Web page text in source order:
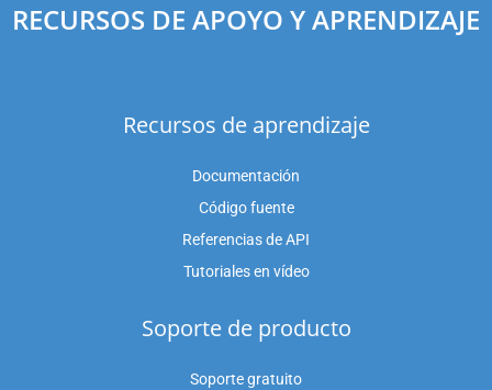
RECURSOS DE APOYO Y APRENDIZAJE
Recursos de aprendizaje
Documentación
Código fuente
Referencias de API
Tutoriales en vídeo
Soporte de producto
Soporte gratuito